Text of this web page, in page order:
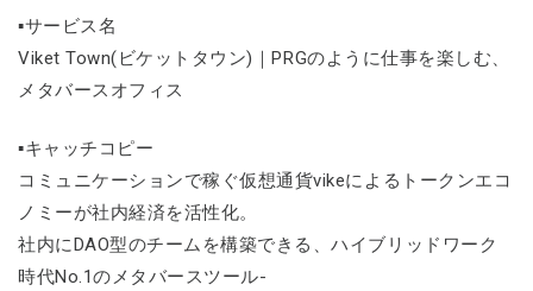
▪サービス名
Viket Town(ビケットタウン)｜PRGのように仕事を楽しむ、
メタバースオフィス
▪キャッチコピー
コミュニケーションで稼ぐ仮想通貨vikeによるトークンエコ
ノミーが社内経済を活性化。
社内にDAO型のチームを構築できる、ハイブリッドワーク
時代No.1のメタバースツール-